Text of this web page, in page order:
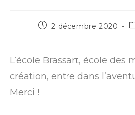
2 décembre 2020
L’école Brassart, école des
création, entre dans
Merci !